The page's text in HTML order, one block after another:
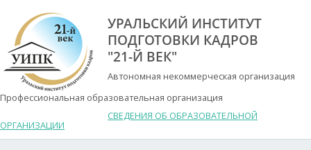
УРАЛЬСКИЙ ИНСТИТУТ
ПОДГОТОВКИ КАДРОВ
"21-Й ВЕК"
Автономная некоммерческая организация
Профессиональная образовательная организация
СВЕДЕНИЯ ОБ ОБРАЗОВАТЕЛЬНОЙ
ОРГАНИЗАЦИИ